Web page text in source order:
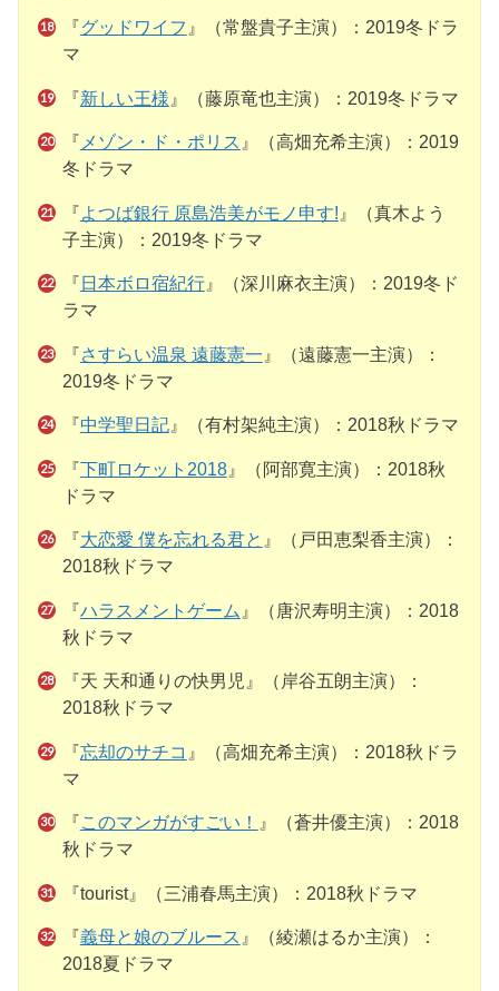
『 グッドワイフ 』（常盤貴子主演）：2019冬ドラ
マ
『新しい王様 』（藤原竜也主演）：2019冬ドラマ
『メゾン・ド・ポリス 』（高畑充希主演）：2019
冬ドラマ
『よつば銀行 原島浩美がモノ申す! 』（真木よう
子主演）：2019冬ドラマ
『 日本ボロ宿紀行』（深川麻衣主演）：2019冬ド
ラマ
『さすらい温泉 遠藤憲一 』（遠藤憲一主演）：
2019冬ドラマ
『中学聖日記』（有村架純主演）：2018秋ドラマ
『下町ロケット2018』（阿部寛主演）：2018秋
ドラマ
『大恋愛 僕を忘れる君と 』（戸田恵梨香主演）：
2018秋ドラマ
『ハラスメントゲーム 』（唐沢寿明主演）：2018
秋ドラマ
『天 天和通りの快男児』（岸谷五朗主演）：
2018秋ドラマ
『忘却のサチコ 』（高畑充希主演）：2018秋ドラ
マ
『このマンガがすごい！
』（蒼井優主演）：2018
秋ドラマ
『tourist』（三浦春馬主演）：2018秋ドラマ
『義母と娘のブルース 』（綾瀬はるか主演）：
2018夏ドラマ